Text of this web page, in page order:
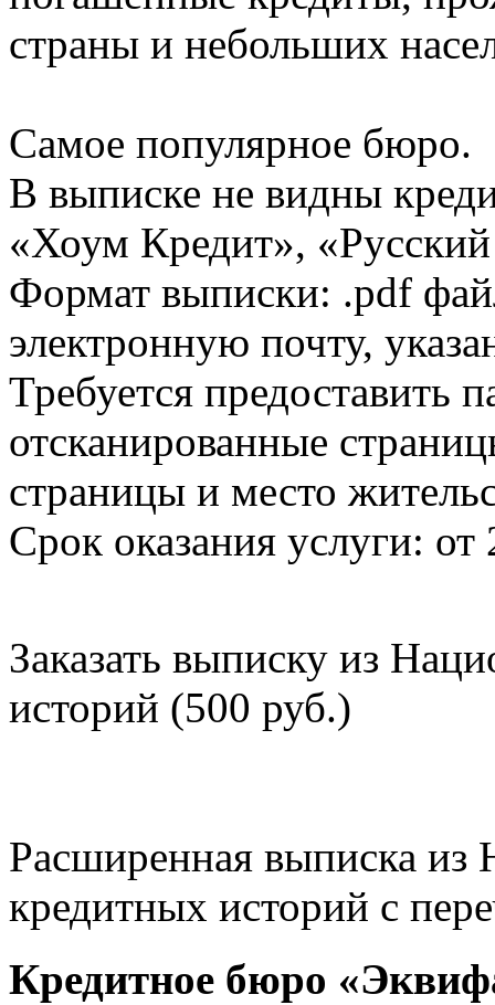
страны и небольших
Самое популярное бюро.
В выписке не видны
«Хоум Кредит»,
Формат выписки: .pdf
электронную почту,
Требуется предоставить
отсканированные
страницы и место
Срок оказания услуги: от
Заказать выписку из
историй (500 руб.)
Расширенная выписка из
кредитных историй с
Кредитное бюро